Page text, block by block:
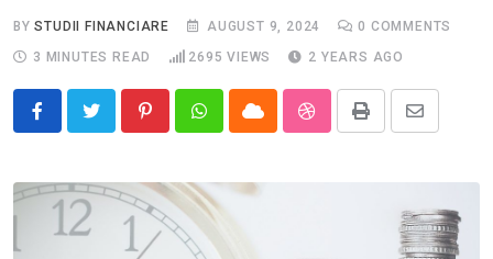
BYSTUDII FINANCIARE AUGUST 9, 2024 0 COMMENTS
3 MINUTES READ
2695 VIEWS 2 YEARS AGO
PinterestWhatsappCloud StumbleUpon
Print
Share
Email